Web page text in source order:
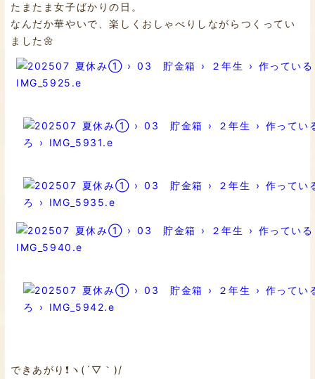
たまたま女子ばかりの日。
なんだか華やいで、楽しくおしゃべりしながらつくってい
ました🌼
できあがり❗️ヽ(´▽｀)/